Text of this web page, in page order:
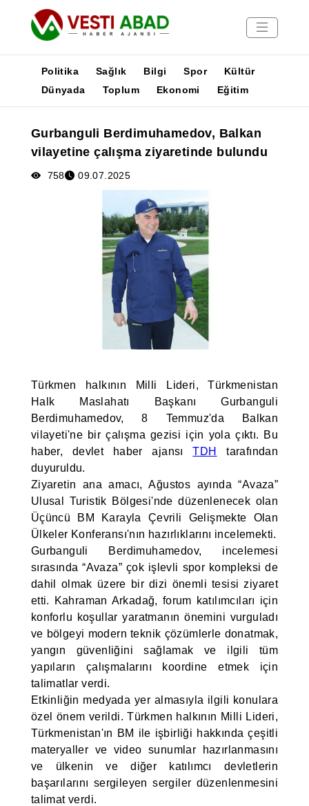
Yayınlar
Medya
Poster
Politika Sağlık Bilgi Spor
Kültür
Dünyada
Toplum Ekonomi Eğitim
Gurbanguli Berdimuhamedov, Balkan
vilayetine çalışma ziyaretinde bulundu
758 09.07.2025
Türkmen halkının Milli Lideri, Türkmenistan
Halk Maslahatı Başkanı Gurbanguli
Berdimuhamedov, 8 Temmuz'da Balkan
vilayeti'ne bir çalışma gezisi için yola çıktı. Bu
haber, devlet haber ajansıTDH
tarafından
duyuruldu.
Ziyaretin ana amacı, Ağustos ayında “Avaza”
Ulusal Turistik Bölgesi'nde düzenlenecek olan
Üçüncü BM Karayla Çevrili Gelişmekte Olan
Ülkeler Konferansı'nın hazırlıklarını incelemekti.
Gurbanguli Berdimuhamedov, incelemesi
sırasında “Avaza” çok işlevli spor kompleksi de
dahil olmak üzere bir dizi önemli tesisi ziyaret
etti. Kahraman Arkadağ, forum katılımcıları için
konforlu koşullar yaratmanın önemini vurguladı
ve bölgeyi modern teknik çözümlerle donatmak,
yangın güvenliğini sağlamak ve ilgili tüm
yapıların çalışmalarını koordine etmek için
talimatlar verdi.
Etkinliğin medyada yer almasıyla ilgili konulara
özel önem verildi. Türkmen halkının Milli Lideri,
Türkmenistan'ın BM ile işbirliği hakkında çeşitli
materyaller ve video sunumlar hazırlanmasını
ve ülkenin ve diğer katılımcı devletlerin
başarılarını sergileyen sergiler düzenlenmesini
talimat verdi.